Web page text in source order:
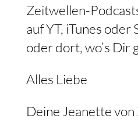
Zeitwellen-
auf YT, iTunes oder
oder dort, wo’s Dir
Alles Liebe
Deine Jeanette